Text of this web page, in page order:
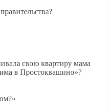
свою квартиру мама
в Простоквашино»?